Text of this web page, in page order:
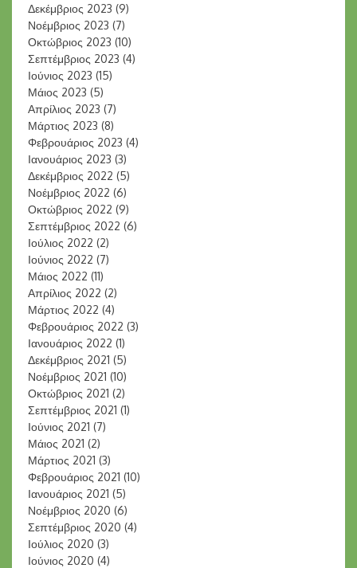
Δεκέμβριος 2023 (9)
Νοέμβριος 2023 (7)
Οκτώβριος 2023 (10)
Σεπτέμβριος 2023 (4)
Ιούνιος 2023 (15)
Μάιος 2023 (5)
Απρίλιος 2023 (7)
Μάρτιος 2023 (8)
Φεβρουάριος 2023 (4)
Ιανουάριος 2023 (3)
Δεκέμβριος 2022 (5)
Νοέμβριος 2022 (6)
Οκτώβριος 2022 (9)
Σεπτέμβριος 2022 (6)
Ιούλιος 2022 (2)
Ιούνιος 2022 (7)
Μάιος 2022 (11)
Απρίλιος 2022 (2)
Μάρτιος 2022 (4)
Φεβρουάριος 2022 (3)
Ιανουάριος 2022 (1)
Δεκέμβριος 2021 (5)
Νοέμβριος 2021 (10)
Οκτώβριος 2021 (2)
Σεπτέμβριος 2021 (1)
Ιούνιος 2021 (7)
Μάιος 2021 (2)
Μάρτιος 2021 (3)
Φεβρουάριος 2021 (10)
Ιανουάριος 2021 (5)
Νοέμβριος 2020 (6)
Σεπτέμβριος 2020 (4)
Ιούλιος 2020 (3)
Ιούνιος 2020 (4)